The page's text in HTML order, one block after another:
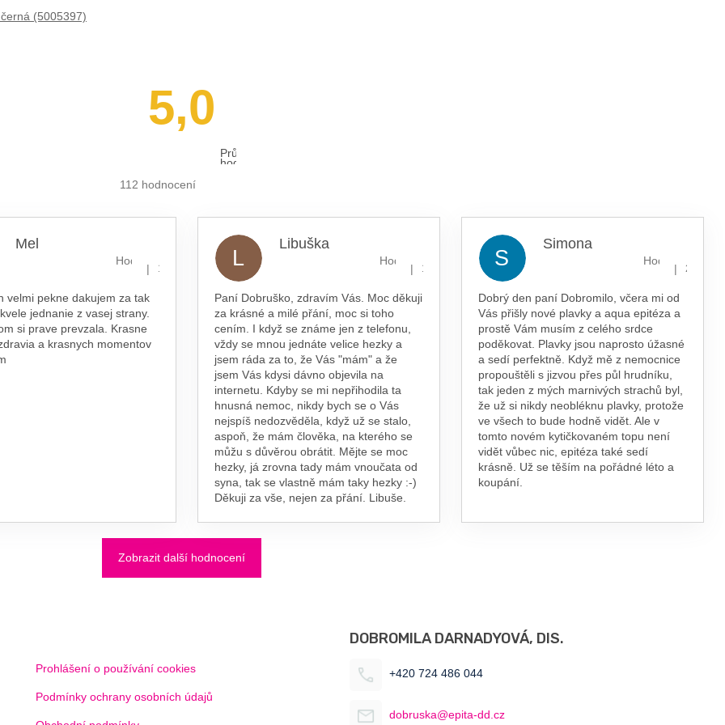
(5005397)
5,0
Průměrné
hodnocení
112 hodnocení
Mel
Hodnocení obchodu je 5 z 5 hvězdiček.
| 16.7.2026
velmi pekne dakujem za tak
jednanie z vasej strany.
si prave prevzala. Krasne
a krasnych momentov
L
Libuška
Hodnocení obchodu je 5 z 5 hvězdiček.
| 13.7.2026
Paní Dobruško, zdravím Vás. Moc děkuji
za krásné a milé přání, moc si toho
cením. I když se známe jen z telefonu,
vždy se mnou jednáte velice hezky a
jsem ráda za to, že Vás "mám" a že
jsem Vás kdysi dávno objevila na
internetu. Kdyby se mi nepřihodila ta
hnusná nemoc, nikdy bych se o Vás
nejspíš nedozvěděla, když už se stalo,
aspoň, že mám člověka, na kterého se
můžu s důvěrou obrátit. Mějte se moc
hezky, já zrovna tady mám vnoučata od
syna, tak se vlastně mám taky hezky :-)
Děkuji za vše, nejen za přání. Libuše.
S
Simona
Hodnocení
|
Dobrý den paní Dobromilo, včera mi od
Vás přišly nové plavky a aqua epitéza a
prostě Vám musím z celého srdce
poděkovat. Plavky jsou naprosto úžasné
a sedí perfektně. Když mě z nemocnice
propouštěli s jizvou přes půl hrudníku,
tak jeden z mých marnivých strachů byl,
že už si nikdy neobléknu plavky, protože
ve všech to bude hodně vidět. Ale v
tomto novém kytičkovaném topu není
vidět vůbec nic, epitéza také sedí
krásně. Už se těším na pořádné léto a
koupání.
Zobrazit další hodnocení
Prohlášení o používání cookies
Podmínky ochrany osobních údajů
DOBROMILA DARNADYOVÁ, DIS.
+420 724 486 044
dobruska@epita-dd.cz